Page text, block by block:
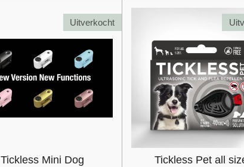
Uitverkocht
Tickless Mini Dog Tickless Pet all